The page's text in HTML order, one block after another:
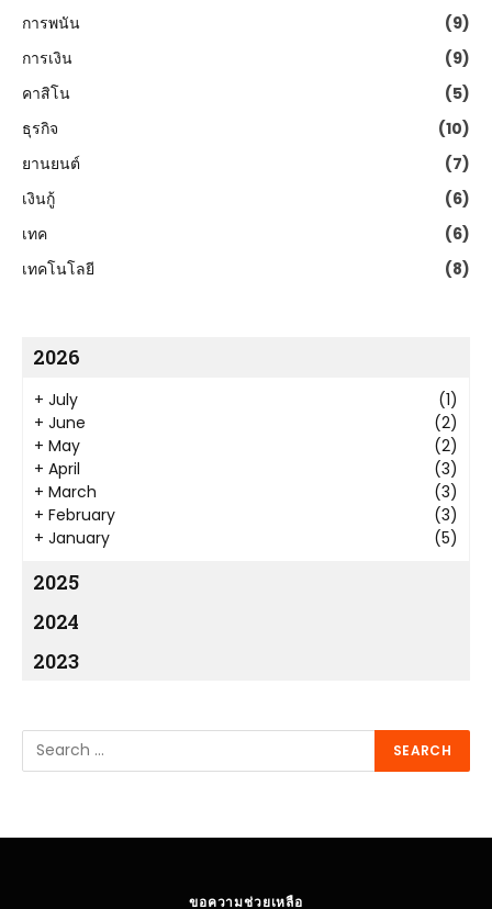
การพนัน
(9)
การเงิน
(9)
คาสิโน
(5)
ธุรกิจ
(10)
ยานยนต์
(7)
เงินกู้
(6)
เทค
(6)
เทคโนโลยี
(8)
2026
+ July
(1)
+ June
(2)
+ May
(2)
+ April
(3)
+ March
(3)
+ February
(3)
+ January (5)
2025
2024
2023
ขอความช่วยเหลือ